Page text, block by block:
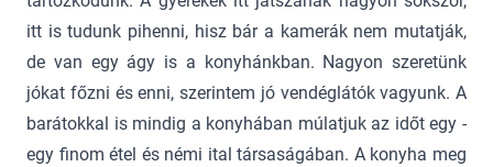
itt is tudunk pihenni, hisz bár a kamerák nem mutatják,
de van egy ágy is a konyhánkban. Nagyon szeretünk
jókat főzni és enni, szerintem jó vendéglátók vagyunk. A
barátokkal is mindig a konyhában múlatjuk az időt egy -
egy finom étel és némi ital társaságában. A konyha meg